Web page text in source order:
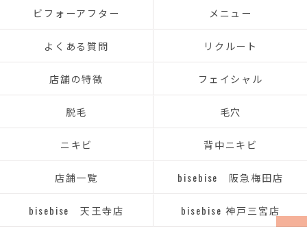
ビフォーアフター メニュー
よくある質問 リクルート
店舗の特徴 フェイシャル
脱毛 毛穴
ニキビ 背中ニキビ
店舗一覧 bisebise 阪急梅田店
bisebise 天王寺店 bisebise 神戸三宮店